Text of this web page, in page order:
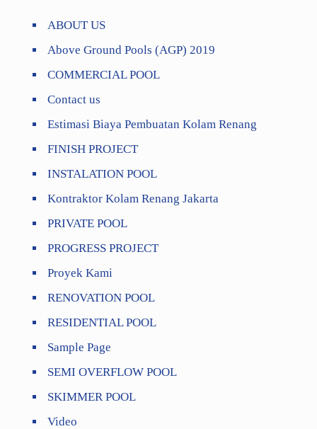
ABOUT US
Above Ground Pools (AGP) 2019
COMMERCIAL POOL
Contact us
Estimasi Biaya Pembuatan Kolam Renang
FINISH PROJECT
INSTALATION POOL
Kontraktor Kolam Renang Jakarta
PRIVATE POOL
PROGRESS PROJECT
Proyek Kami
RENOVATION POOL
RESIDENTIAL POOL
Sample Page
SEMI OVERFLOW POOL
SKIMMER POOL
Video